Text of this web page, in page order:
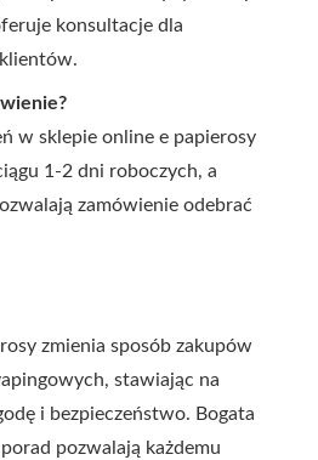
konsultacje dla
w sklepie online e papierosy
1-2 dni roboczych, a
zamówienie odebrać
zmienia sposób zakupów
stawiając na
i bezpieczeństwo. Bogata
pozwalają każdemu